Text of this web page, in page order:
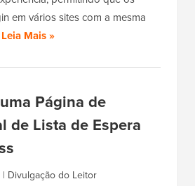
em vários sites com a mesma
Leia Mais »
Página de
de Lista de Espera
| Divulgação do Leitor